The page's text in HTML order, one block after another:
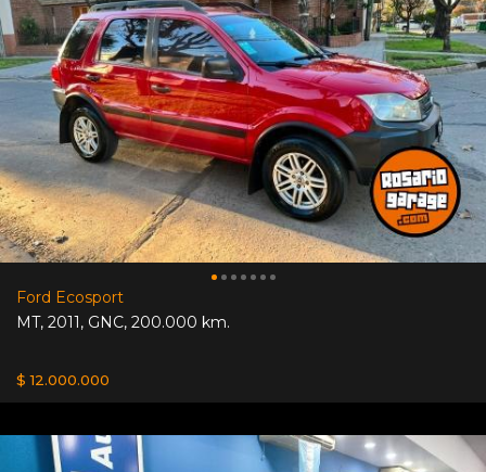
Ford Ecosport
MT, 2011, GNC, 200.000 km.
$ 12.000.000